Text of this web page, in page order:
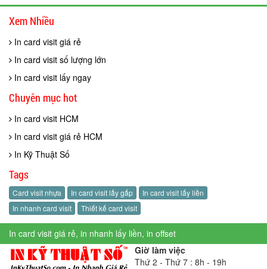
Xem Nhiều
In card visit giá rẻ
In card visit số lượng lớn
In card visit lấy ngay
Chuyên mục hot
In card visit HCM
In card visit giá rẻ HCM
In Kỹ Thuật Số
Tags
Card visit nhựa In card visit lấy gấp
In card visit lấy liền
In nhanh card visit
Thiết kế card visit
In card visit giá rẻ, in nhanh lấy liền, in offset
Giờ làm việc
Thứ 2 - Thứ 7 : 8h - 19h